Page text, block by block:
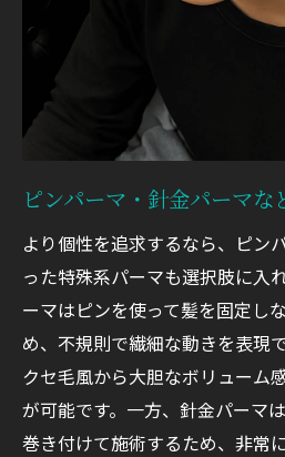
ピンパーマ・針金パーマな
より個性を追求するなら、ピン
った特殊系パーマも選択肢に入
ーマはピンを使って髪を固定し
め、不規則で繊細な動きを表現
クセ毛風から大胆なボリューム
が可能です。一方、針金パーマ
巻き付けて施術するため、非常